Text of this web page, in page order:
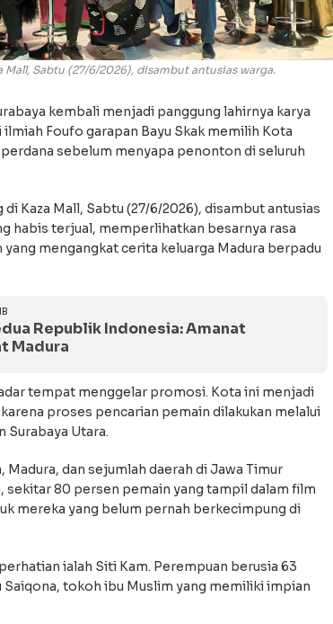
Sabtu (27/6/2026), disambut antusias warga.
kembali menjadi panggung lahirnya karya
Foufo garapan Bayu Skak memilih Kota
sebelum menyapa penonton di seluruh
Kaza Mall, Sabtu (27/6/2026), disambut antusias
habis terjual, memperlihatkan besarnya rasa
mengangkat cerita keluarga Madura berpadu
Republik Indonesia: Amanat
Madura
tempat menggelar promosi. Kota ini menjadi
proses pencarian pemain dilakukan melalui
Surabaya Utara.
Madura, dan sejumlah daerah di Jawa Timur
80 persen pemain yang tampil dalam film
mereka yang belum pernah berkecimpung di
ialah Siti Kam. Perempuan berusia 63
tokoh ibu Muslim yang memiliki impian